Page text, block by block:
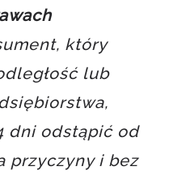
który
lub
dni odstąpić od
przyczyny i bez